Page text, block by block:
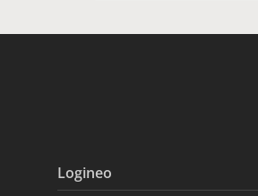
Logineo